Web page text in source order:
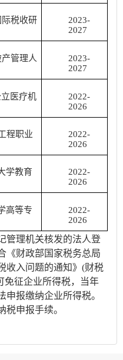
际税收研
2023-
2027
管理人
2023-
2027
医疗机
2022-
2026
程职业
2022-
2026
学教育
2022-
2026
高等专
2022-
2026
管理机关核发的法人登
《财政部国家税务总局
收入问题的通知》(财税
免征企业所得税，当年
申报缴纳企业所得税。
税申报手续。